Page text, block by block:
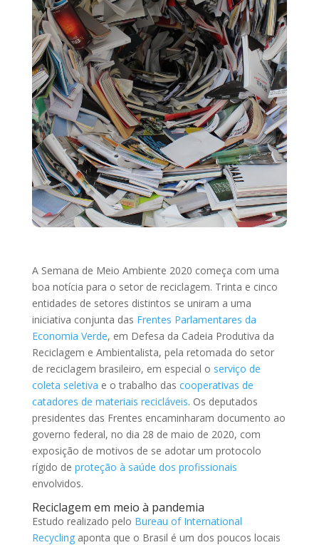
A Semana de Meio Ambiente 2020 começa com uma
boa notícia para o setor de reciclagem. Trinta e cinco
entidades de setores distintos se uniram a uma
iniciativa conjunta das Frentes Parlamentares da
Economia Verde, em Defesa da Cadeia Produtiva da
Reciclagem e Ambientalista, pela retomada do setor
de reciclagem brasileiro, em especial o serviço de
coleta seletiva e o trabalho das cooperativas de
catadores de materiais recicláveis. Os deputados
presidentes das Frentes encaminharam documento ao
governo federal, no dia 28 de maio de 2020, com
exposição de motivos de se adotar um protocolo
rígido de proteção à saúde dos profissionais
envolvidos.
Reciclagem em meio à pandemia
Estudo realizado pelo Bureau of International
Recyclingaponta que o Brasil é um dos poucos locais